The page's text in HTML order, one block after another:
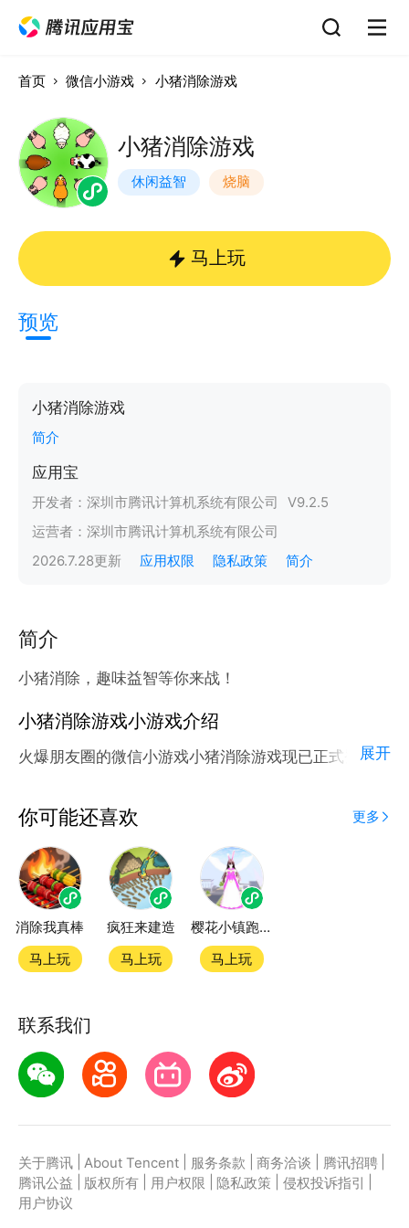
首页 微信小游戏 小猪消除游戏
小猪消除游戏
休闲益智 烧脑
马上玩
预览
小猪消除游戏
简介
应用宝
开发者： 深圳市腾讯计算机系统有限公司 V9.2.5
运营者： 深圳市腾讯计算机系统有限公司
2026.7.28更新 应用权限 隐私政策 简介
简介
小猪消除，趣味益智等你来战！
小猪消除游戏小游戏介绍
火爆朋友圈的微信小游戏小猪消除游戏现已正式登陆腾
应用宝为腾讯官方游戏平台，收录海量正版授权的高热
度精品小游戏。直接搜索或者在小游戏 tab 发现热门
小猪消除游戏小游戏双平台畅玩
官方授权，在电脑上和手机上双端都能直接畅玩微信小
游戏
第一步：点击下载应用宝客户端，第二步：一键登录，
第三步：直接拉起微信小游戏小猪消除游戏畅玩
展开
你可能还喜欢 更多
消除我真棒
马上玩
疯狂来建造
马上玩
樱花小镇跑酷模拟
马上玩
联系我们
关于腾讯 About Tencent 服务条款 商务洽谈 腾讯招聘
腾讯公益
版权所有 用户权限 隐私政策 侵权投诉指引
用户协议